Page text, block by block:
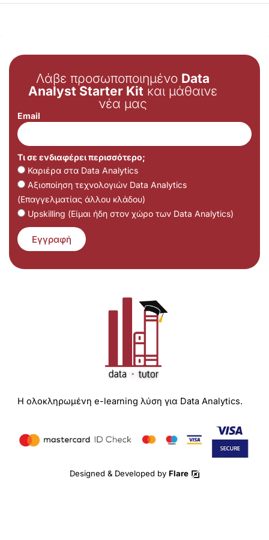
Λάβε προσωποποιημένο Data
Analyst Starter Kit και μάθαινε
νέα μας
Email
Τι σε ενδιαφέρει περισσότερο;
Καριέρα στα Data Analytics
Αξιοποίηση τεχνολογιών Data Analytics
(Επαγγελματίας άλλου κλάδου)
Upskilling (Είμαι ήδη στον χώρο των Data Analytics)
Εγγραφή
Η ολοκληρωμένη e-learning λύση για Data Analytics.
Designed & Developed by Flare